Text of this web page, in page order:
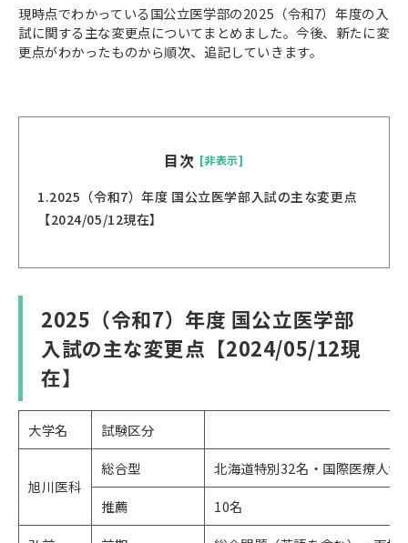
現時点でわかっている国公立医学部の2025（令和7）年度の入
試に関する主な変更点についてまとめました。今後、新たに変
更点がわかったものから順次、追記していきます。
目次 [非表示]
1.2025（令和7）年度 国公立医学部入試の主な変更点
【2024/05/12現在】
2025（令和7）年度 国公立医学部
入試の主な変更点【2024/05/12現
在】
大学名 試験区分
旭川医科
総合型
北海道特別32名・国際医療人特
推薦
10名